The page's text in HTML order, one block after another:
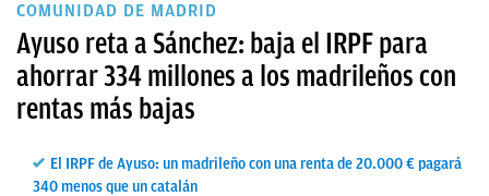
COMUNIDAD DE MADRID
Ayuso reta a Sánchez: baja el IRPF para
ahorrar 334 millones a los madrileños con
rentas más bajas
El IRPF de Ayuso: un madrileño con una renta de 20.000 € pagará
340 menos que un catalán